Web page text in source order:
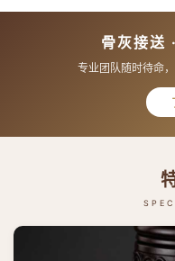
骨灰接送
专业团队随时待命